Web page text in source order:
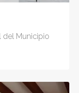
del Municipio